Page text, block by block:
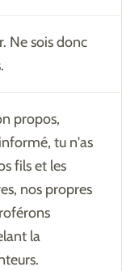
Ne sois donc
propos,
tu n'as
fils et les
nos propres
la